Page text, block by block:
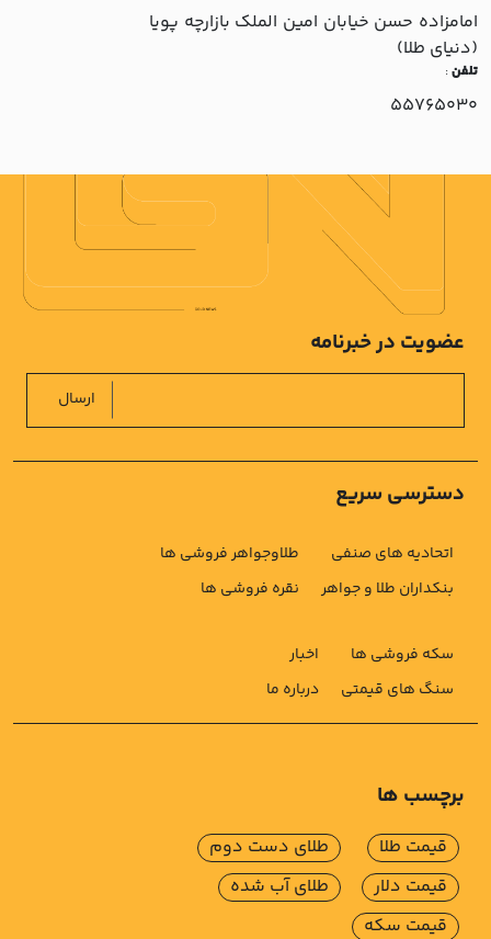
امامزاده حسن خيابان امين الملک بازارچه پويا
(دنياي طلا)
تلفن:
55765030
دسترسی سریع
اتحادیه های صنفی
بنکداران طلا و جواهر
طلاوجواهر فروشی ها
نقره فروشی ها
سکه فروشی ها
سنگ های قیمتی
اخبار
درباره ما
عضویت در خبرنامه
ارسال
برچسب ها
قیمت طلا
قیمت دلار
قیمت سکه
طلای دست دوم
طلای آب شده